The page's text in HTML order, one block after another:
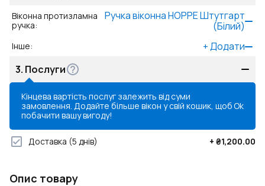
Віконна протизламна
ручка:
Ручка віконна HOPPE Штутгарт
(Білий)
Інше: +Додати
3. Послуги
Кінцева вартість послуг залежить від суми
замовлення. Додайте більше вікон у свій кошик, щоб
побачити вашу вигоду!
Ok
Доставка (5 днів) + ₴1,200.00
Опис товару